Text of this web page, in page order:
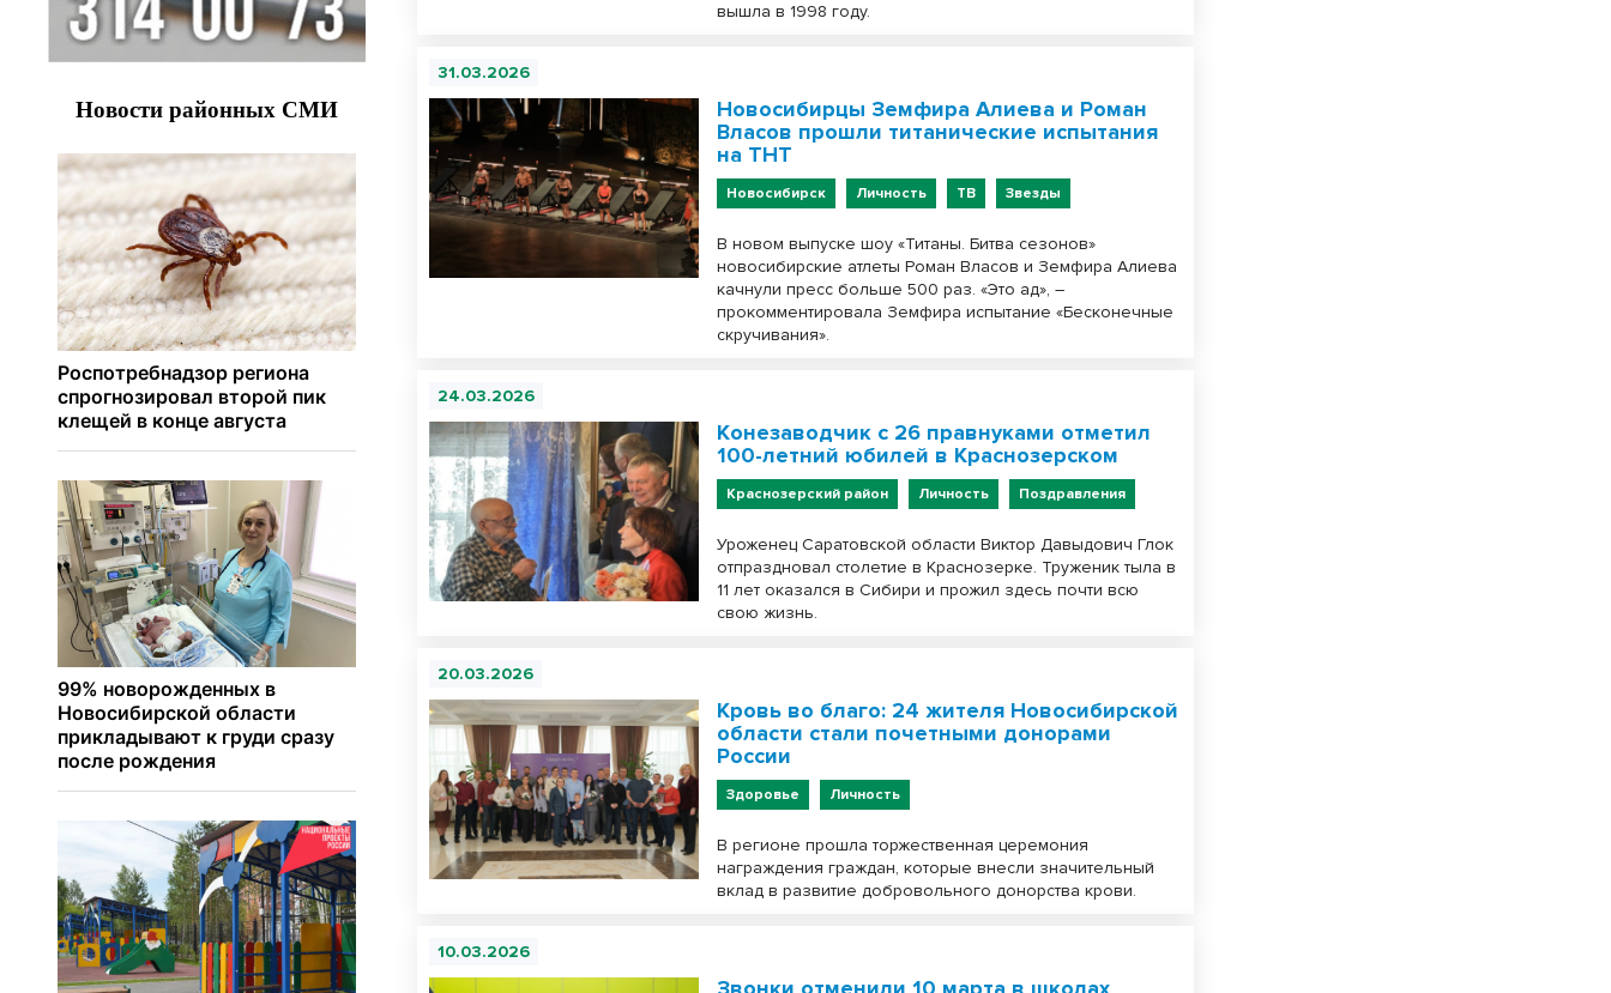
вышла в 1998 году.
31.03.2026
Новосибирцы Земфира Алиева и Роман
Власов прошли титанические испытания
на ТНТ
Новосибирск Личность ТВ Звезды
В новом выпуске шоу «Титаны. Битва сезонов»
новосибирские атлеты Роман Власов и Земфира Алиева
качнули пресс больше 500 раз. «Это ад», –
прокомментировала Земфира испытание «Бесконечные
скручивания».
24.03.2026
Конезаводчик с 26 правнуками отметил
100-летний юбилей в Краснозерском
Краснозерский район Личность Поздравления
Уроженец Саратовской области Виктор Давыдович Глок
отпраздновал столетие в Краснозерке. Труженик тыла в
11 лет оказался в Сибири и прожил здесь почти всю
свою жизнь.
20.03.2026
Кровь во благо: 24 жителя Новосибирской
области стали почетными донорами
России
Здоровье Личность
В регионе прошла торжественная церемония
награждения граждан, которые внесли значительный
вклад в развитие добровольного донорства крови.
10.03.2026